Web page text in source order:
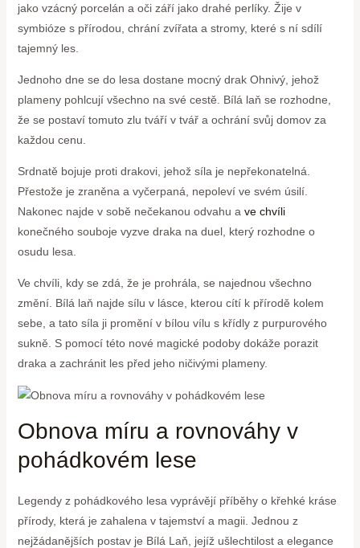
jako vzácný porcelán a oči září jako drahé perlíky. Žije v
symbióze s přírodou, chrání‌ zvířata a stromy, které s ní sdílí
tajemný les.
Jednoho dne se do lesa‍ dostane mocný drak Ohnivý, jehož
plameny pohlcují všechno na své cestě. Bílá laň se rozhodne,
že ‍se postaví tomuto zlu tváří v tvář a ochrání svůj domov za
každou cenu.
Srdnatě bojuje proti drakovi, jehož síla je⁤ nepřekonatelná.
Přestože je zraněna a vyčerpaná, nepoleví ve svém úsilí.
Nakonec najde v sobě nečekanou‌ odvahu⁢ a ve chvíli
konečného souboje vyzve draka na duel, ⁤který rozhodne ⁤o
osudu lesa.
Ve chvíli, kdy se zdá, že je prohrála, se najednou všechno
změní. Bílá laň najde sílu v lásce, kterou cítí k⁤ přírodě kolem
sebe, a ⁤tato síla ji promění v bílou vílu s křídly z purpurového
sukně. S pomocí ⁤této⁢ nové magické ⁢podoby dokáže porazit
draka a zachránit les před jeho ničivými plameny.
Obnova míru a rovnováhy v
pohádkovém lese
Legendy z pohádkového lesa vyprávějí příběhy o křehké kráse
přírody, která je zahalena v tajemství a magii. Jednou z
nejžádanějších postav je Bílá Laň, jejíž ušlechtilost a elegance